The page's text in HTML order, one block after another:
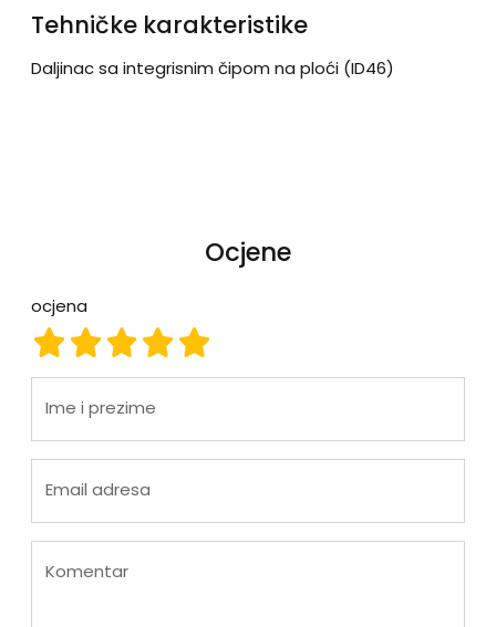
Tehničke karakteristike
Daljinac sa integrisnim čipom na ploći (ID46)
Ocjene
ocjena
ocjena 5
ocjena 4
ocjena 3
ocjena 2
ocjena 1
Ime i prezime
Email adresa
Komentar